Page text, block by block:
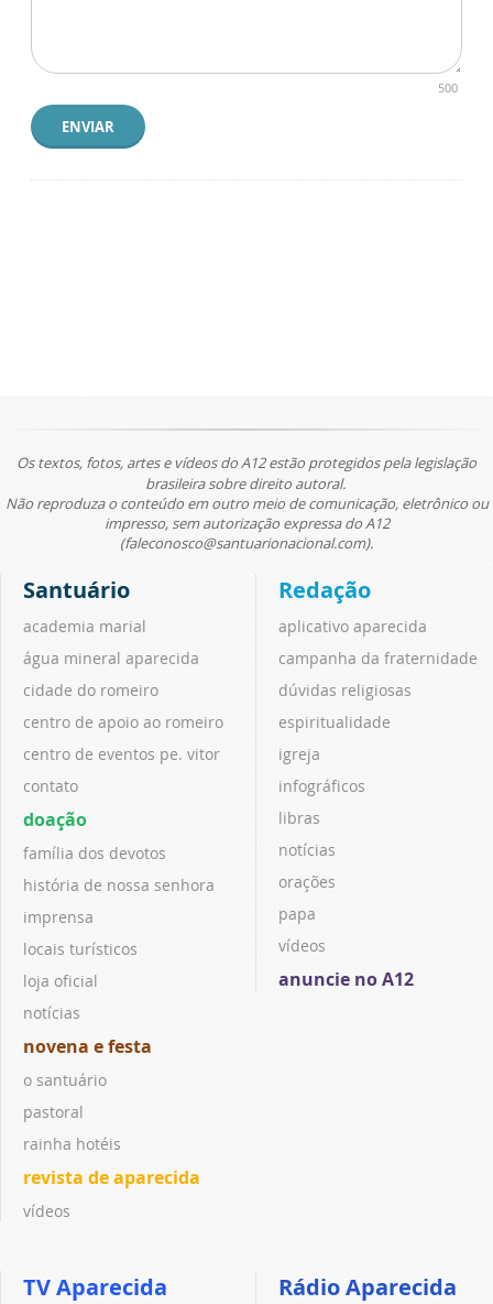
500
ENVIAR
Os textos, fotos, artes e vídeos do A12 estão protegidos pela legislação
brasileira sobre direito autoral.
Não reproduza o conteúdo em outro meio de comunicação, eletrônico ou
impresso, sem autorização expressa do A12
(faleconosco@santuarionacional.com).
Santuário
academia marial
água mineral aparecida
cidade do romeiro
centro de apoio ao romeiro
centro de eventos pe. vitor
contato
doação
família dos devotos
história de nossa senhora
imprensa
locais turísticos
loja oficial
notícias
novena e festa
o santuário
pastoral
rainha hotéis
revista de aparecida
vídeos
Redação
aplicativo aparecida
campanha da fraternidade
dúvidas religiosas
espiritualidade
igreja
infográficos
libras
notícias
orações
papa
vídeos
anuncie no A12
TV Aparecida Rádio Aparecida